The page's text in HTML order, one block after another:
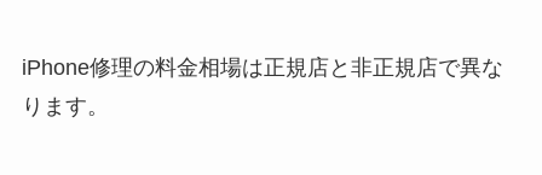
iPhone修理の料金相場は正規店と非正規店で異な
ります。